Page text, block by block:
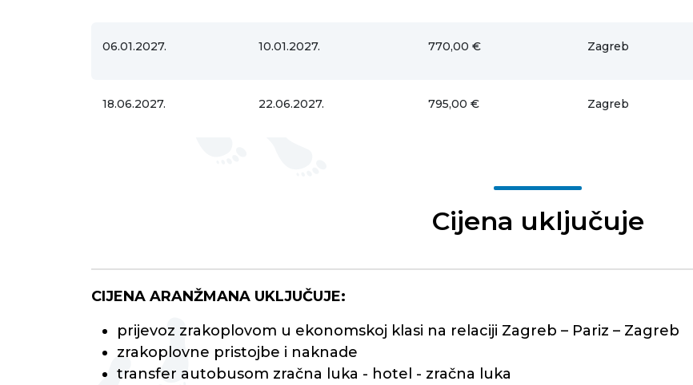
06.01.2027. 10.01.2027. 770,00 € Zagreb
18.06.2027. 22.06.2027. 795,00 € Zagreb
Cijena uključuje
CIJENA ARANŽMANA UKLJUČUJE:
prijevoz zrakoplovom u ekonomskoj klasi na relaciji Zagreb – Pariz – Zagreb
zrakoplovne pristojbe i naknade
transfer autobusom zračna luka - hotel - zračna luka